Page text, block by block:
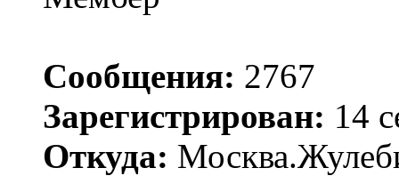
Сообщения: 2767
Зарегистрирован: 14
Откуда: